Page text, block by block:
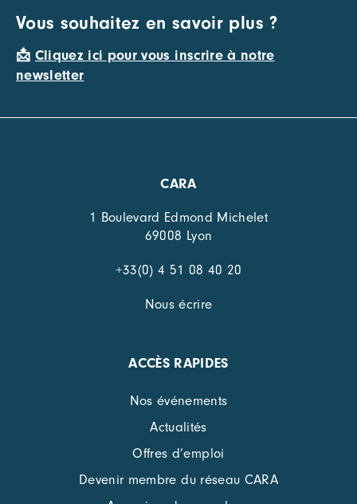
Vous souhaitez en savoir plus ?
📩 Cliquez ici pour vous inscrire à notre
newsletter
CARA
1 Boulevard Edmond Michelet
69008 Lyon
+33(0) 4 51 08 40 20
Nous écrire
ACCÈS RAPIDES
Nos événements
Actualités
Offres d’emploi
Devenir membre du réseau CARA